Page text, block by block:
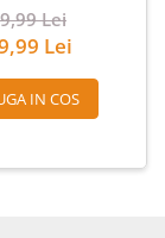
Lei
Lei
IN COS